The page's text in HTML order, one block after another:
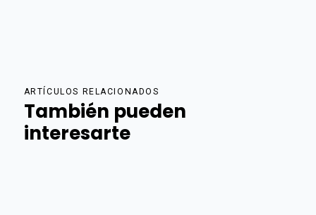
ARTÍCULOS RELACIONADOS
También pueden
interesarte